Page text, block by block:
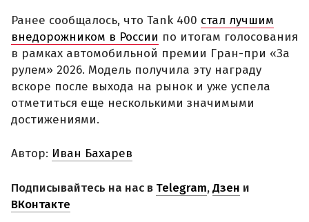
Ранее сообщалось, что Tank 400 стал лучшим
внедорожником в России по итогам голосования
в рамках автомобильной премии Гран-при «За
рулем» 2026. Модель получила эту награду
вскоре после выхода на рынок и уже успела
отметиться еще несколькими значимыми
достижениями.
Автор: Иван Бахарев
Подписывайтесь на нас в Telegram,Дзен и
ВКонтакте